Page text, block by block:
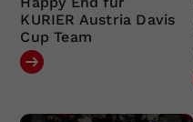
KURIER Austria Davis
Cup Team